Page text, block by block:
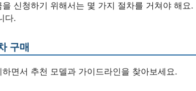
을 신청하기 위해서는 몇 가지 절차를 거쳐야 해요
다.
구매
면서 추천 모델과 가이드라인을 찾아보세요.